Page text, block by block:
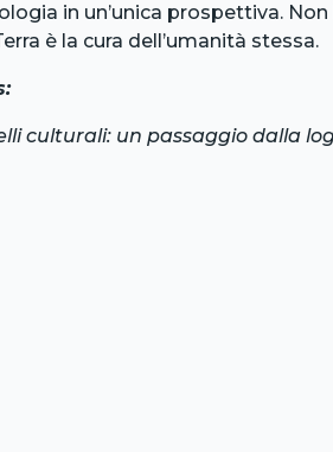
in un’unica prospettiva.
è la cura dell’umanità stessa.
culturali: un passaggio dalla